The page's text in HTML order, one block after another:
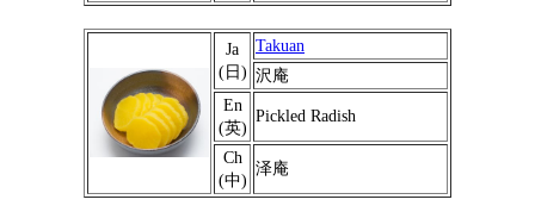
Ja
(日)
Takuan
沢庵
En
(英)
Pickled Radish
Ch
(中)
泽庵